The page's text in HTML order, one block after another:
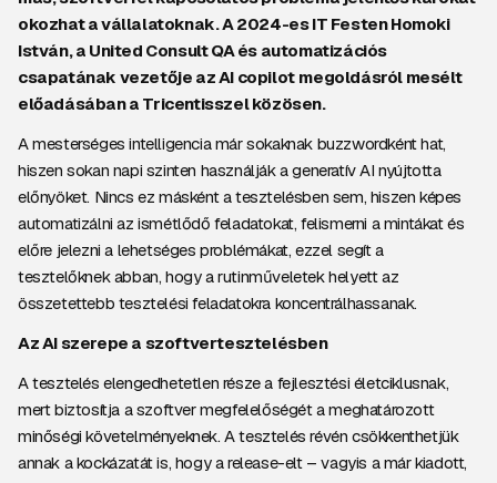
okozhat a vállalatoknak. A 2024-es IT Festen Homoki
István, a United Consult QA és automatizációs
csapatának vezetője az AI copilot megoldásról mesélt
előadásában a Tricentisszel közösen.
A mesterséges intelligencia már sokaknak buzzwordként hat,
hiszen sokan napi szinten használják a generatív AI nyújtotta
előnyöket. Nincs ez másként a tesztelésben sem, hiszen képes
automatizálni az ismétlődő feladatokat, felismerni a mintákat és
előre jelezni a lehetséges problémákat, ezzel segít a
tesztelőknek abban, hogy a rutinműveletek helyett az
összetettebb tesztelési feladatokra koncentrálhassanak.
Az AI szerepe a szoftvertesztelésben
A tesztelés elengedhetetlen része a fejlesztési életciklusnak,
mert biztosítja a szoftver megfelelőségét a meghatározott
minőségi követelményeknek. A tesztelés révén csökkenthetjük
annak a kockázatát is, hogy a release-elt – vagyis a már kiadott,